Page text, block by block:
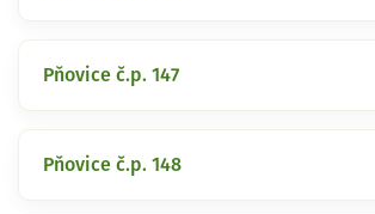
Pňovice č.p. 147
Pňovice č.p. 148